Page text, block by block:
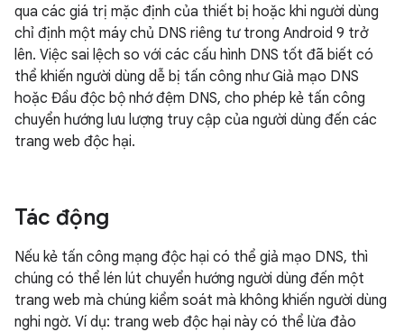
qua các giá trị mặc định của thiết bị hoặc khi người dùng
chỉ định một máy chủ DNS riêng tư trong Android 9 trở
lên. Việc sai lệch so với các cấu hình DNS tốt đã biết có
thể khiến người dùng dễ bị tấn công như Giả mạo DNS
hoặc Đầu độc bộ nhớ đệm DNS, cho phép kẻ tấn công
chuyển hướng lưu lượng truy cập của người dùng đến các
trang web độc hại.
Tác động
Nếu kẻ tấn công mạng độc hại có thể giả mạo DNS, thì
chúng có thể lén lút chuyển hướng người dùng đến một
trang web mà chúng kiểm soát mà không khiến người dùng
nghi ngờ. Ví dụ: trang web độc hại này có thể lừa đảo